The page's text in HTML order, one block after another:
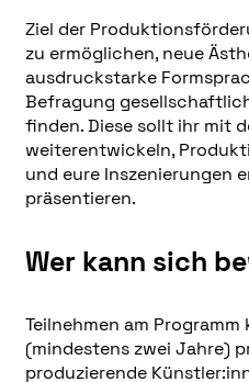
Ziel der
zu ermöglichen, neue
ausdruckstarke
Befragung
finden. Diese sollt ihr mit
weiterentwickeln,
und eure Inszenierungen
präsentieren.
Wer kann sich
Teilnehmen am
(mindestens zwei Jahre)
produzierende